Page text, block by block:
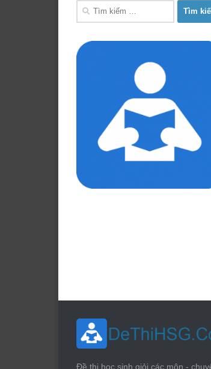
Tìm
Đề thi học sinh giỏi các môn -